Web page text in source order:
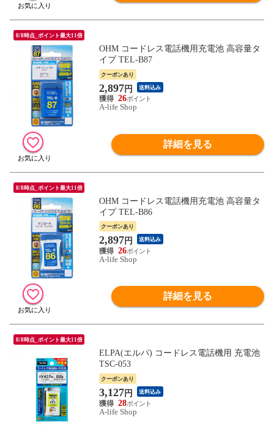
8/8時点_ポイント最大11倍
OHM コードレス電話機用充電池 高容量タ
イプ TEL-B87
クーポンあり
2,897 円 送料込み
26
A-life Shop
詳細を見る
8/8時点_ポイント最大11倍
OHM コードレス電話機用充電池 高容量タ
イプ TEL-B86
クーポンあり
2,897 円 送料込み
26
A-life Shop
詳細を見る
8/8時点_ポイント最大11倍
ELPA(エルパ) コードレス電話機用 充電池
TSC-053
クーポンあり
3,127 円 送料込み
28
A-life Shop